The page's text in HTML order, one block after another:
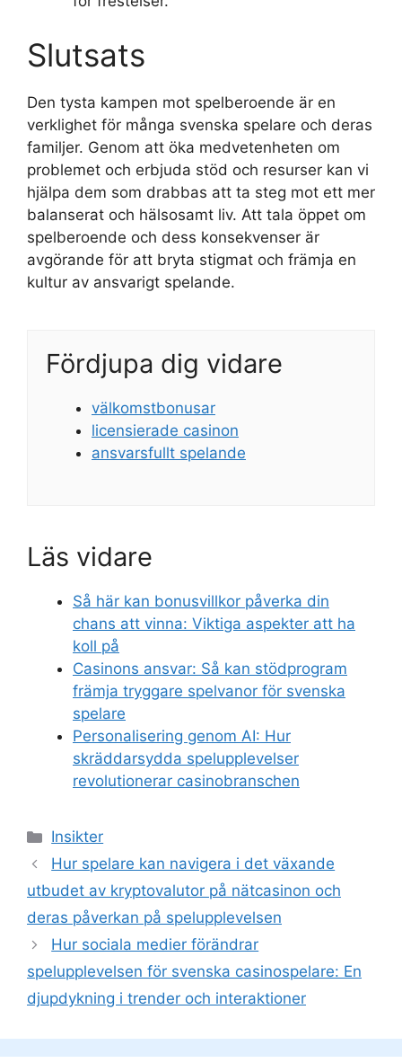
Slutsats
Den tysta kampen mot spelberoende är en
verklighet för många svenska spelare och deras
familjer. Genom att öka medvetenheten om
problemet och erbjuda stöd och resurser kan vi
hjälpa dem som drabbas att ta steg mot ett mer
balanserat och hälsosamt liv. Att tala öppet om
spelberoende och dess konsekvenser är
avgörande för att bryta stigmat och främja en
kultur av ansvarigt spelande.
Fördjupa dig vidare
välkomstbonusar
licensierade casinon
ansvarsfullt spelande
Läs vidare
Så här kan bonusvillkor påverka din
chans att vinna: Viktiga aspekter att ha
koll på
Casinons ansvar: Så kan stödprogram
främja tryggare spelvanor för svenska
spelare
Personalisering genom AI: Hur
skräddarsydda spelupplevelser
revolutionerar casinobranschen
Categories
Insikter
Hur spelare kan navigera i det växande
utbudet av kryptovalutor på nätcasinon och
deras påverkan på spelupplevelsen
Hur sociala medier förändrar
spelupplevelsen för svenska casinospelare: En
djupdykning i trender och interaktioner